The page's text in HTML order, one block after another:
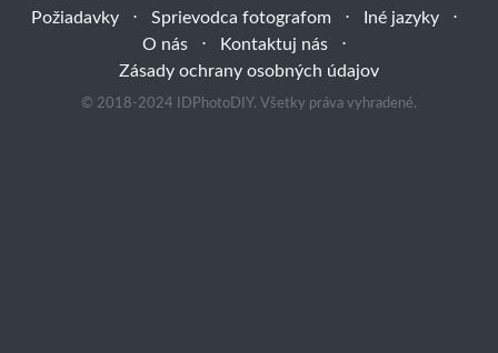
Požiadavky ⋅ Sprievodca fotografom ⋅ Iné jazyky
⋅
O nás
⋅ Kontaktuj nás
⋅
Zásady ochrany osobných údajov
© 2018-2024 IDPhotoDIY. Všetky práva vyhradené.